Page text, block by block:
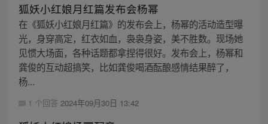
狐妖小红娘月红篇发布会杨幂
在《狐妖小红娘月红篇》的发布会上，杨幂的活动造型曝
光，身穿高定，红衣如血，袅袅身姿，美不胜数。现场她
见惯大场面，各种话题都拿捏得很好。发布会上，杨幂和
龚俊的互动超搞笑，比如龚俊喝酒酝酿感情结果醉了，
杨...
1 个回答 2024年09月30日 13:42